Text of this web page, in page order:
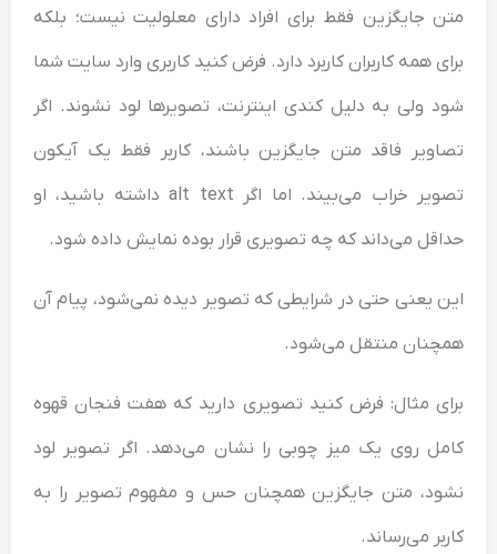
متن جایگزین فقط برای افراد دارای معلولیت نیست؛ بلکه
برای همه کاربران کاربرد دارد. فرض کنید کاربری وارد سایت شما
شود ولی به دلیل کندی اینترنت، تصویرها لود نشوند. اگر
تصاویر فاقد متن جایگزین باشند، کاربر فقط یک آیکون
تصویر خراب می‌بیند. اما اگر alt text داشته باشید، او
حداقل می‌داند که چه تصویری قرار بوده نمایش داده شود.
این یعنی حتی در شرایطی که تصویر دیده نمی‌شود، پیام آن
همچنان منتقل می‌شود.
برای مثال: فرض کنید تصویری دارید که هفت فنجان قهوه
کامل روی یک میز چوبی را نشان می‌دهد. اگر تصویر لود
نشود، متن جایگزین همچنان حس و مفهوم تصویر را به
کاربر می‌رساند.